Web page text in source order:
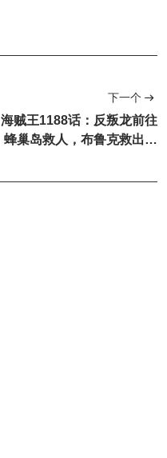
下一个
海贼王1188话：反叛龙前往
蜂巢岛救人，布鲁克救出舒